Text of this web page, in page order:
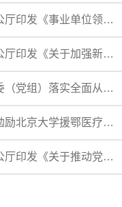
中共中央办公厅印发《事业单位领导人员管理规定》
中共中央办公厅印发《关于加强新时代廉洁文化建设的意见》
中办印发党委（党组）落实全面从严治党主体责任规定
习近平回信勉励北京大学援鄂医疗队全体“90后”党员 让青春在党和人民最需要的地方绽放绚丽之花
中共中央办公厅印发《关于推动党史学习教育常态化长效化的意见》